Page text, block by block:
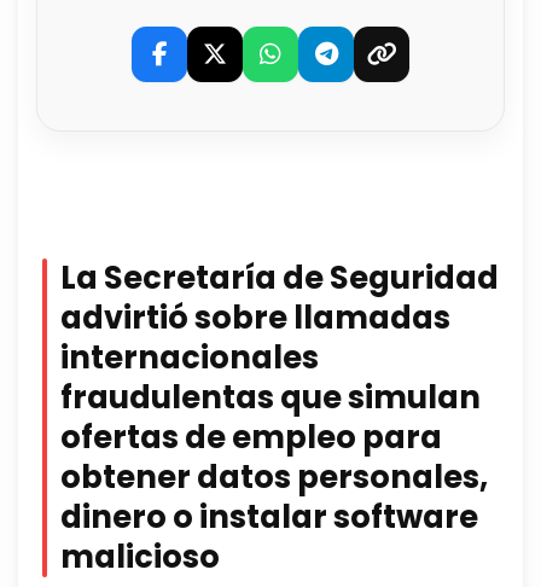
La Secretaría de Seguridad
advirtió sobre llamadas
internacionales
fraudulentas que simulan
ofertas de empleo para
obtener datos personales,
dinero o instalar software
malicioso